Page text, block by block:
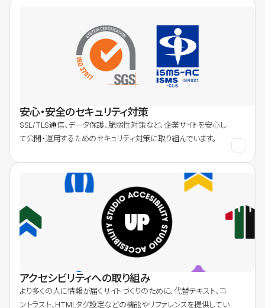
安心・安全のセキュリティ対策
SSL/TLS通信、データ保護、脆弱性対策など、企業サイトを安心し
て公開・運用するためのセキュリティ対策に取り組んでいます。
アクセシビリティへの取り組み
より多くの人に情報が届くサイトづくりのために、代替テキスト、コ
ントラスト、HTMLタグ設定などの機能やリファレンスを提供してい